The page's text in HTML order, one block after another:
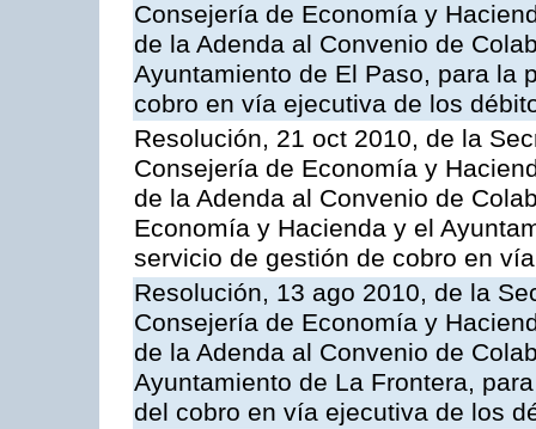
Consejería de Economía y
de la Adenda al Convenio de
Ayuntamiento de El Paso, para la
cobro en vía ejecutiva de los
Resolución, 21 oct 2010, de la
Consejería de Economía y
de la Adenda al Convenio de
Economía y Hacienda y el
servicio de gestión de cobro en
Resolución, 13 ago 2010, de la
Consejería de Economía y
de la Adenda al Convenio de
Ayuntamiento de La Frontera,
del cobro en vía ejecutiva de los